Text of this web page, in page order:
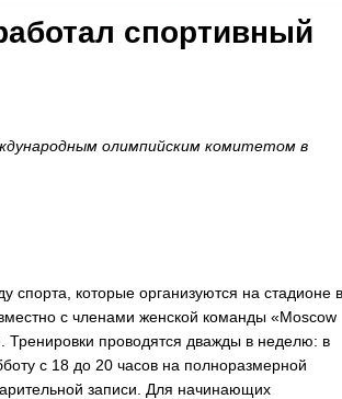
спортивный
олимпийским комитетом в
спорта, которые организуются на стадионе в
с членами женской команды «Moscow
проводятся дважды в неделю: в
с 18 до 20 часов на полноразмерной
записи. Для начинающих